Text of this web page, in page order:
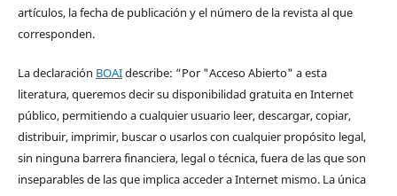
artículos, la fecha de publicación y el número de la revista al que
corresponden.
La declaración BOAIdescribe: “Por "Acceso Abierto" a esta
literatura, queremos decir su disponibilidad gratuita en Internet
público, permitiendo a cualquier usuario leer, descargar, copiar,
distribuir, imprimir, buscar o usarlos con cualquier propósito legal,
sin ninguna barrera financiera, legal o técnica, fuera de las que son
inseparables de las que implica acceder a Internet mismo. La única